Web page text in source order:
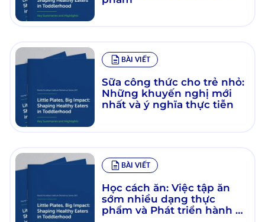
BÀI VIẾT
Sữa công thức cho trẻ nhỏ:
Những khuyến nghị mới
nhất và ý nghĩa thực tiễn
BÀI VIẾT
Học cách ăn: Việc tập ăn
sớm nhiều dạng thực
phẩm và Phát triển hành vi